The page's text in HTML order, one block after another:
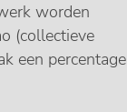
worden
(collectieve
een percentage